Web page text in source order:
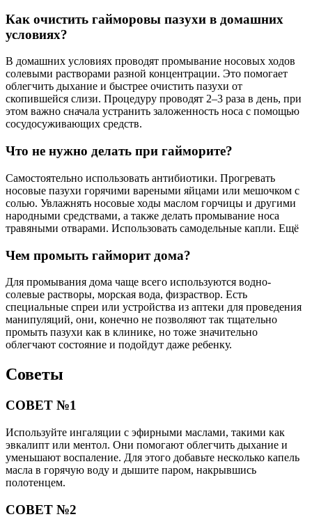
Как очистить гайморовы пазухи в домашних
условиях?
В домашних условиях проводят промывание носовых ходов
солевыми растворами разной концентрации. Это помогает
облегчить дыхание и быстрее очистить пазухи от
скопившейся слизи. Процедуру проводят 2–3 раза в день, при
этом важно сначала устранить заложенность носа с помощью
сосудосуживающих средств.
Что не нужно делать при гайморите?
Самостоятельно использовать антибиотики. Прогревать
носовые пазухи горячими вареными яйцами или мешочком с
солью. Увлажнять носовые ходы маслом горчицы и другими
народными средствами, а также делать промывание носа
травяными отварами. Использовать самодельные капли. Ещё
Чем промыть гайморит дома?
Для промывания дома чаще всего используются водно-
солевые растворы, морская вода, физраствор. Есть
специальные спреи или устройства из аптеки для проведения
манипуляций, они, конечно не позволяют так тщательно
промыть пазухи как в клинике, но тоже значительно
облегчают состояние и подойдут даже ребенку.
Советы
СОВЕТ №1
Используйте ингаляции с эфирными маслами, такими как
эвкалипт или ментол. Они помогают облегчить дыхание и
уменьшают воспаление. Для этого добавьте несколько капель
масла в горячую воду и дышите паром, накрывшись
полотенцем.
СОВЕТ №2